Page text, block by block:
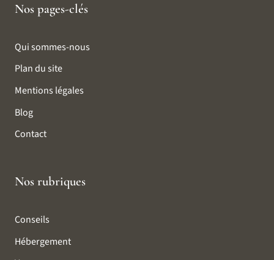
Nos pages-clés
Qui sommes-nous
Plan du site
Mentions légales
Blog
Contact
Nos rubriques
Conseils
Hébergement